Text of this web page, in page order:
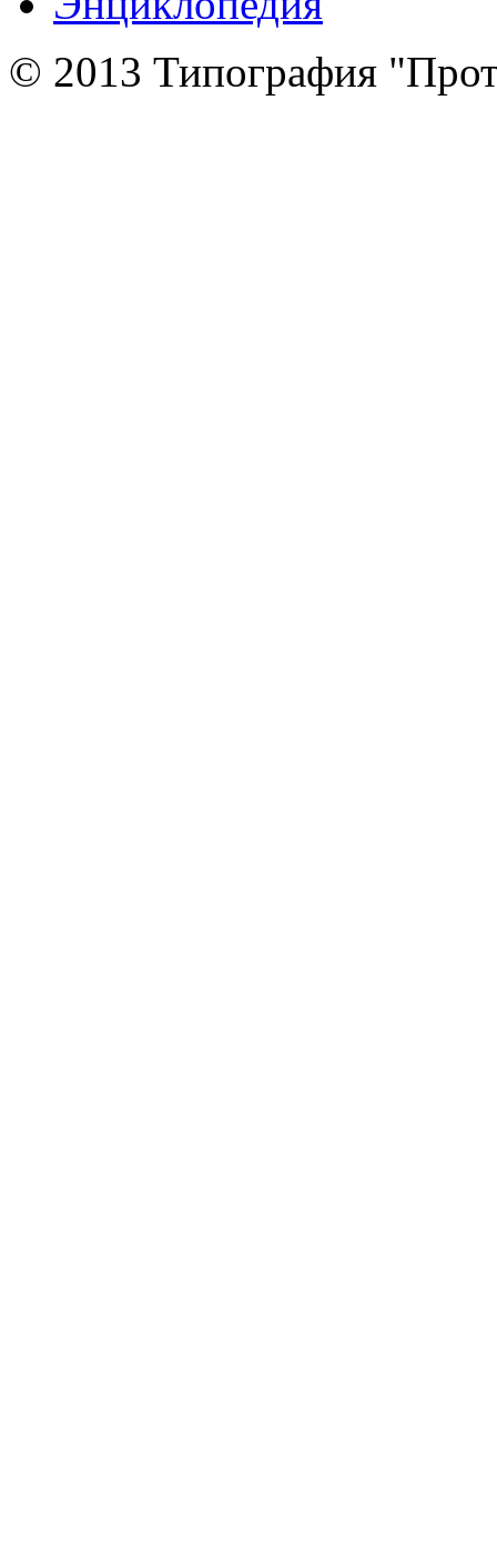
© 2013 Типография